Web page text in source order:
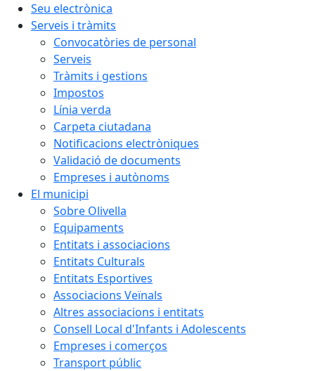
Seu electrònica
Serveis i tràmits
Convocatòries de personal
Serveis
Tràmits i gestions
Impostos
Línia verda
Carpeta ciutadana
Notificacions electròniques
Validació de documents
Empreses i autònoms
El municipi
Sobre Olivella
Equipaments
Entitats i associacions
Entitats Culturals
Entitats Esportives
Associacions Veïnals
Altres associacions i entitats
Consell Local d'Infants i Adolescents
Empreses i comerços
Transport públic